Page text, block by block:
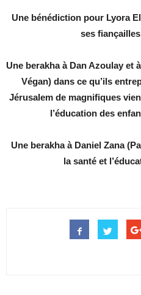
Une bénédiction pour Lyora
ses
Une berakha à Dan Azoulay et
Végan) dans ce qu’ils
Jérusalem de magnifiques
l’éducation des
Une berakha à Daniel Zana
la santé et